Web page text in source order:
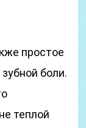
простое
боли.
теплой